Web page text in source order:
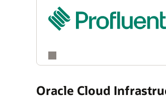
Oracle Cloud